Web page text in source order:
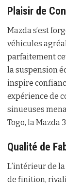
Plaisir de
Mazda s’est
véhicules
parfaitement
la suspension
inspire
expérience de
sinueuses
Togo, la Mazda
Qualité de
L’intérieur de
de finition,